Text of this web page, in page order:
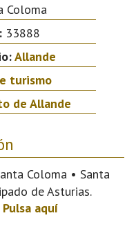
Coloma
33888
Allande
turismo
de Allande
Coloma • Santa
de Asturias.
Pulsa aquí